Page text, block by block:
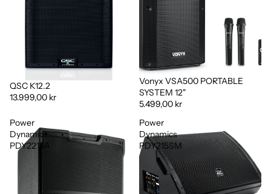
QSC K12.2
13.999,00 kr
Vonyx VSA500 PORTABLE
SYSTEM 12"
5.499,00 kr
Power
Dynamics
PDY2215A
Power
Dynamics
PDY215SM